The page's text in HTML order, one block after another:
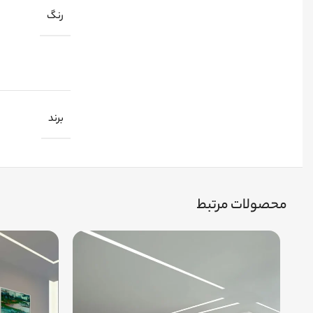
رنگ
برند
محصولات مرتبط